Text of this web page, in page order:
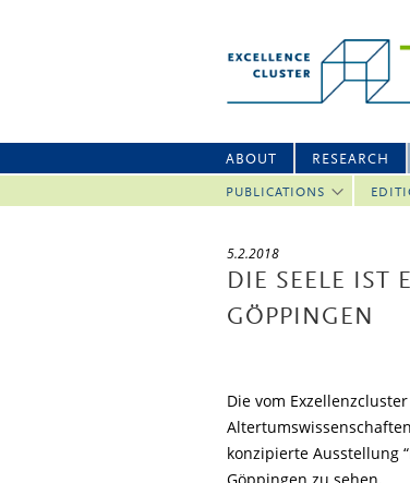
ABOUT RESEARCH
PUBLICATIONS
5.2.2018
DIE SEELE IST
GÖPPINGEN
Die vom
konzipierte Ausstellung